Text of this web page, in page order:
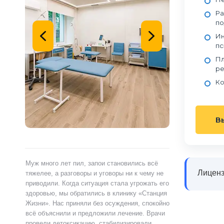
Муж много лет пил, запои становились всё
тяжелее, а разговоры и уговоры ни к чему не
приводили. Когда ситуация стала угрожать его
здоровью, мы обратились в клинику «Станция
Жизни». Нас приняли без осуждения, спокойно
всё объяснили и предложили лечение. Врачи
Я сам обратился
«Станция
полностью
выслушал,